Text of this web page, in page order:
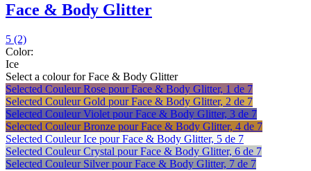
Face & Body Glitter
5 (2)
Color:
Ice
Select a colourfor Face & Body Glitter
Selected Couleur Rose pour Face & Body Glitter, 1 de 7
Selected Couleur Gold pour Face & Body Glitter, 2 de 7
Selected Couleur Violet pour Face & Body Glitter, 3 de 7
Selected Couleur Bronze pour Face & Body Glitter, 4 de 7
Selected Couleur Ice pour Face & Body Glitter, 5 de 7
Selected Couleur Crystal pour Face & Body Glitter, 6 de 7
Selected Couleur Silver pour Face & Body Glitter, 7 de 7